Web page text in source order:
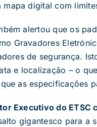
mapa digital com
alertou que os
Gravadores
de segurança.
e localização – o
as especificações
Executivo do ETSC
gigantesco para a